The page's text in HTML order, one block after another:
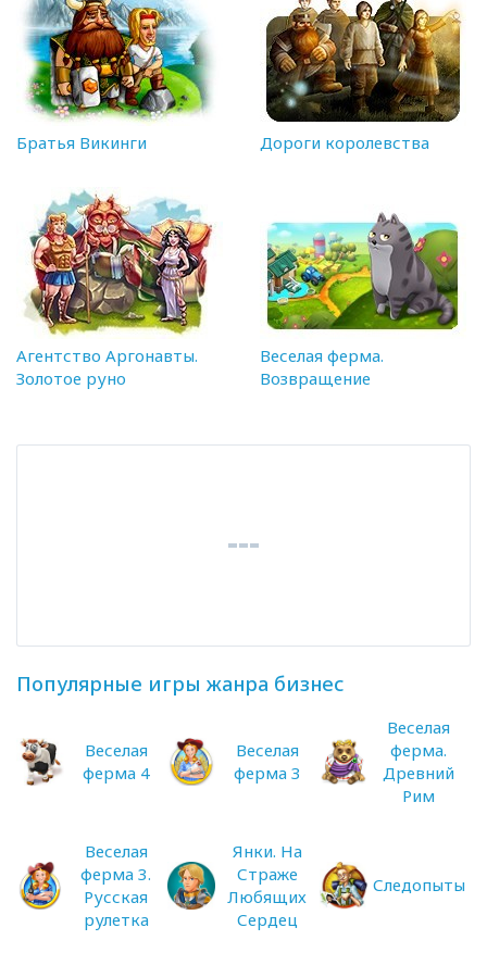
Братья Викинги Дороги королевства
Агентство Аргонавты.
Золотое руно
Веселая ферма.
Возвращение
Популярные игры жанра бизнес
Веселая
ферма 4
Веселая
ферма 3
Веселая
ферма.
Древний
Рим
Веселая
ферма 3.
Русская
рулетка
Янки. На
Страже
Любящих
Сердец
Следопыты